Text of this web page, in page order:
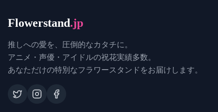
Flowerstand.jp
推しへの愛を、圧倒的なカタチに。
アニメ・声優・アイドルの祝花実績多数。
あなただけの特別なフラワースタンドをお届けします。